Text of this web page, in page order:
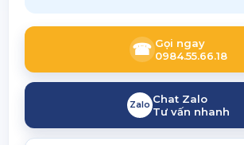
☎ Gọi ngay
0984.55.66.18
Zalo Chat Zalo
Tư vấn nhanh